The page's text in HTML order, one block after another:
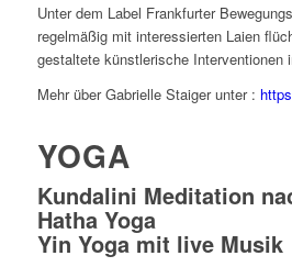
Unter dem Label Frankfurter
regelmäßig mit interessierten Laien
gestaltete künstlerische Interventionen
Mehr über Gabrielle Staiger unter :
YOGA
Kundalini Meditation
Hatha Yoga
Yin Yoga mit live Musik